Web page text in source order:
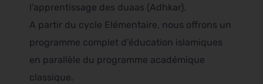
l’apprentissage des duaas (Adhkar).
A partir du cycle Elémentaire, nous offrons un
programme complet d’éducation islamiques
en parallèle du programme académique
classique.